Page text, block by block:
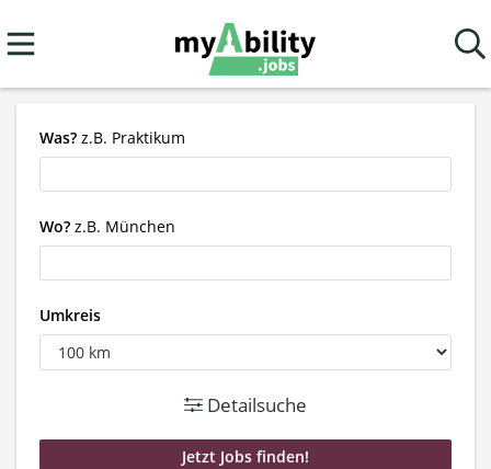
Was? z.B. Praktikum
Wo? z.B. München
Umkreis
Detailsuche